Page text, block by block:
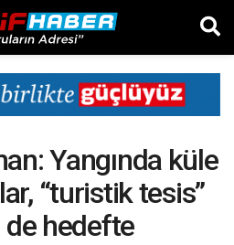
Yangında küle
“turistik tesis”
de hedefte